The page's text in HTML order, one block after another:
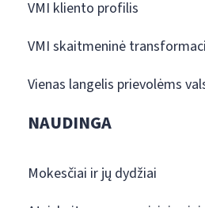
VMI kliento profilis
VMI skaitmeninė
Vienas langelis prievolėms
NAUDINGA
Mokesčiai ir jų dydžiai